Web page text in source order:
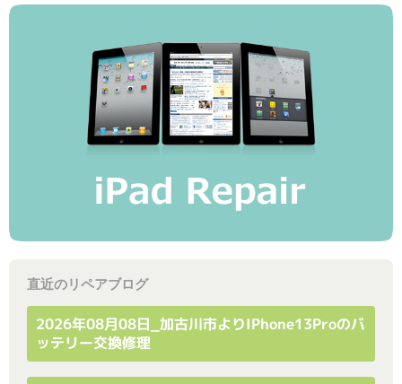
直近のリペアブログ
2026年08月08日_加古川市よりiPhone13Proのバ
ッテリー交換修理